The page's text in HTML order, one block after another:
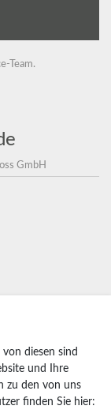
Team.
GmbH
diesen sind
und Ihre
zu den von uns
finden Sie hier: